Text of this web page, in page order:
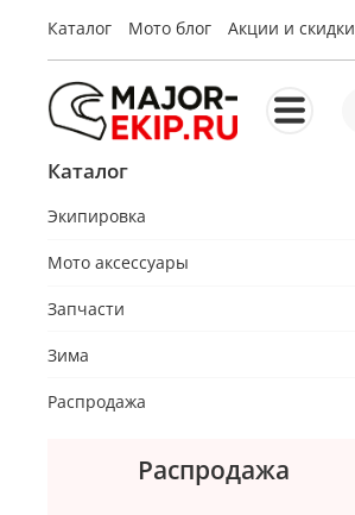
Каталог Мото блог Акции и скидки
Каталог
Экипировка
Мото аксессуары
Запчасти
Зима
Распродажа
Распродажа